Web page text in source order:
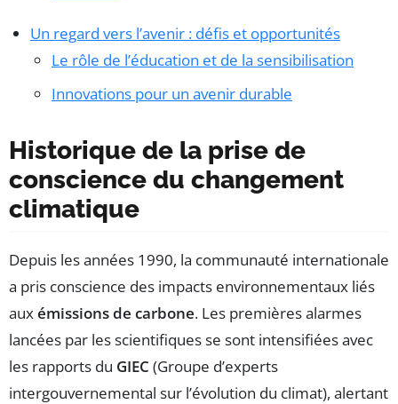
Un regard vers l’avenir : défis et opportunités
Le rôle de l’éducation et de la sensibilisation
Innovations pour un avenir durable
Historique de la prise de
conscience du changement
climatique
Depuis les années 1990, la communauté internationale
a pris conscience des impacts environnementaux liés
auxémissions de carbone. Les premières alarmes
lancées par les scientifiques se sont intensifiées avec
les rapports du GIEC (Groupe d’experts
intergouvernemental sur l’évolution du climat), alertant